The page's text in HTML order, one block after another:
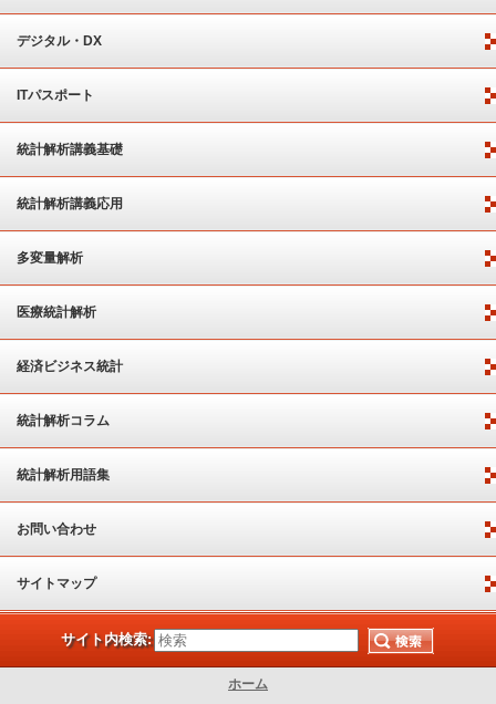
デジタル・DX
ITパスポート
統計解析講義基礎
統計解析講義応用
多変量解析
医療統計解析
経済ビジネス統計
統計解析コラム
統計解析用語集
お問い合わせ
サイトマップ
サイト内検索:
ホーム